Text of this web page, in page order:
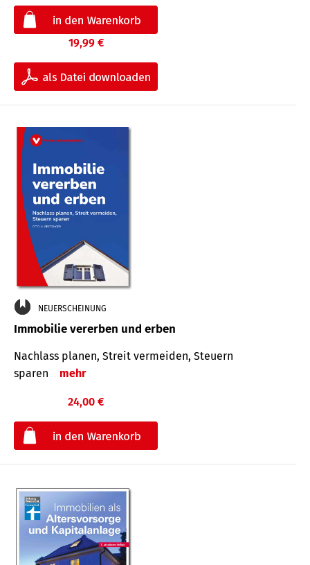
19,99 €
NEUERSCHEINUNG
Immobilie vererben und erben
Nachlass planen, Streit vermeiden, Steuern
sparen
mehr
24,00 €